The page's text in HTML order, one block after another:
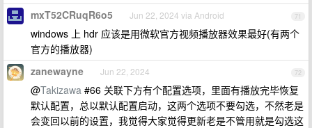
71
mxT52CRuqR6o5 Jun 22, 2024 via Android
windows 上 hdr 应该是用微软官方视频播放器效果最好(有两个
官方的播放器)
72
zanewayne Jun 22, 2024
@Takizawa #66 关联下方有个配置选项，里面有播放完毕恢复
默认配置，总以默认配置启动，这两个选项不要勾选，不然老是
会变回以前的设置，我觉得大家觉得更新老是不管用就是勾选这